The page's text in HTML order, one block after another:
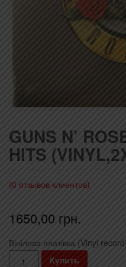
GUNS N’
HITS
(0 отзывов клиентов)
1650,00 грн.
Вінілова платівка (Vinyl
КоличествоКупить